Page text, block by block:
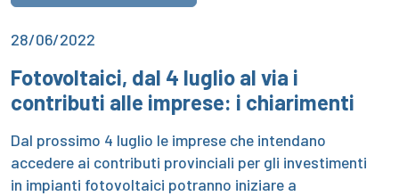
28/06/2022
Fotovoltaici, dal 4 luglio al via i
contributi alle imprese: i chiarimenti
Dal prossimo 4 luglio le imprese che intendano
accedere ai contributi provinciali per gli investimenti
in impianti fotovoltaici potranno iniziare a